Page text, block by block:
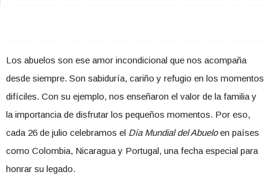
Los abuelos son ese amor incondicional que nos acompaña
desde siempre. Son sabiduría, cariño y refugio en los momentos
difíciles. Con su ejemplo, nos enseñaron el valor de la familia y
la importancia de disfrutar los pequeños momentos. Por eso,
cada 26 de julio celebramos el Día Mundial del Abueloen países
como Colombia, Nicaragua y Portugal, una fecha especial para
honrar su legado.